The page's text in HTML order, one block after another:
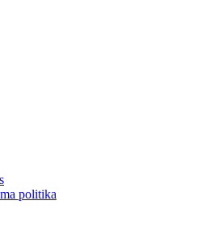
politika